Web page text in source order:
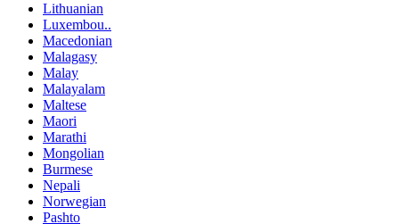
Lithuanian
Luxembou..
Macedonian
Malagasy
Malay
Malayalam
Maltese
Maori
Marathi
Mongolian
Burmese
Nepali
Norwegian
Pashto